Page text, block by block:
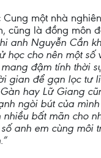
một nhà
cũng là đồng môn
anh Nguyễn Cần
học cho nên một số
đậm tính thời
gian để gạn lọc tư
hay Lữ Giang
ngòi bút của
bất mãn cho
anh em cùng môi